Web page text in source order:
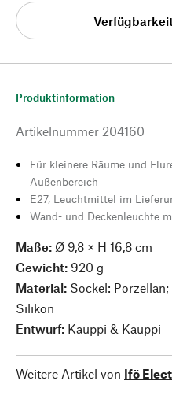
Produktinformation
Artikelnummer 204160
Für kleinere Räume und
Außenbereich
E27, Leuchtmittel im
Wand- und Deckenleuchte
Maße: Ø 9,8 × H 16,8 cm
Gewicht: 920 g
Material: Sockel:
Silikon
Entwurf: Kauppi & Kauppi
Weitere Artikel von Ifö